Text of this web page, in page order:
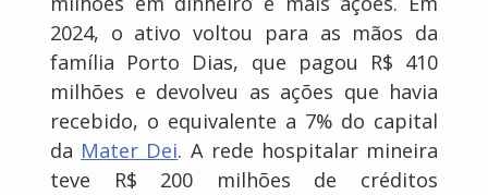
2024, o ativo voltou para as mãos da
família Porto Dias, que pagou R$ 410
milhões e devolveu as ações que havia
recebido, o equivalente a 7% do capital
da Mater Dei. A rede hospitalar mineira
teve R$ 200 milhões de créditos